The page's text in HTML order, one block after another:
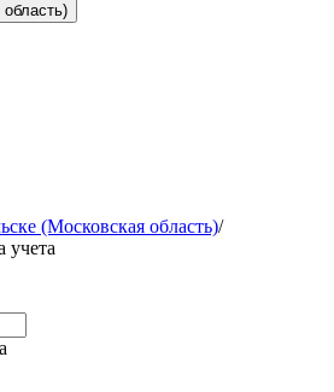
(Московская область)/
учета